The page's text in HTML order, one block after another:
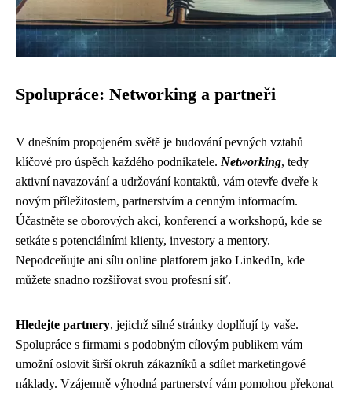
Spolupráce: Networking a partneři
V dnešním propojeném světě je budování pevných vztahů
klíčové pro úspěch každého podnikatele. Networking, tedy
aktivní navazování a udržování kontaktů, vám otevře dveře k
novým příležitostem, partnerstvím a cenným informacím.
Účastněte se oborových akcí, konferencí a workshopů, kde se
setkáte s potenciálními klienty, investory a mentory.
Nepodceňujte ani sílu online platforem jako LinkedIn, kde
můžete snadno rozšiřovat svou profesní síť.
Hledejte partnery, jejichž silné stránky doplňují ty vaše.
Spolupráce s firmami s podobným cílovým publikem vám
umožní oslovit širší okruh zákazníků a sdílet marketingové
náklady. Vzájemně výhodná partnerství vám pomohou překonat